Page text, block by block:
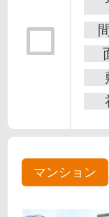
マンション